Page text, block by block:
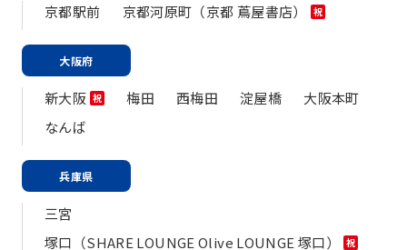
京都駅前 京都河原町（京都 蔦屋書店） 祝
大阪府
新大阪 祝 梅田 西梅田 淀屋橋
大阪本町
なんば
兵庫県
三宮
塚口（SHARE LOUNGE Olive LOUNGE 塚口）
祝